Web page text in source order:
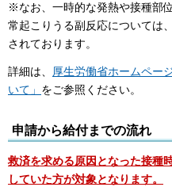
※なお、一時的な発熱や接種部
常起こりうる副反応については
されております。
詳細は、 厚生労働省ホームペー
いて」 をご参照ください。
申請から給付までの流れ
救済を求める原因となった接種
していた方が対象となります。